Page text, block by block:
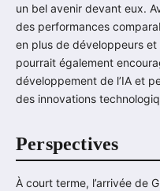
un bel avenir devant eux.
des performances
en plus de développeurs
pourrait également
développement de l’IA et
des innovations
Perspectives
À court terme, l’arrivée de